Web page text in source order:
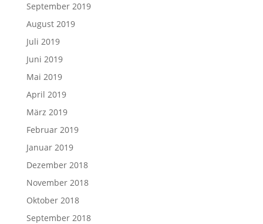
September 2019
August 2019
Juli 2019
Juni 2019
Mai 2019
April 2019
März 2019
Februar 2019
Januar 2019
Dezember 2018
November 2018
Oktober 2018
September 2018